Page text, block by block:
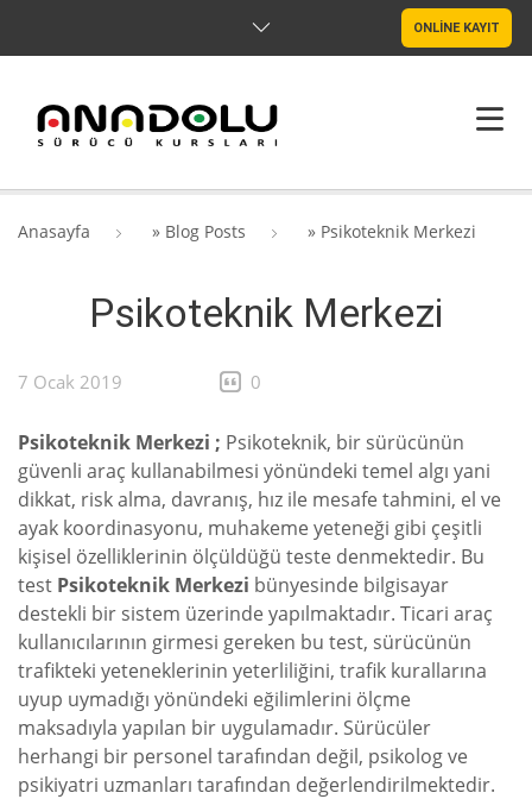
ONLİNE KAYIT
ŞUBELER
SRC & PSIKOTEKNIK
BLOG
İLETIŞIM
Anasayfa » Blog Posts » Psikoteknik Merkezi
Psikoteknik Merkezi
7 Ocak 2019 0
Psikoteknik Merkezi ; Psikoteknik, bir sürücünün
güvenli araç kullanabilmesi yönündeki temel algı yani
dikkat, risk alma, davranış, hız ile mesafe tahmini, el ve
ayak koordinasyonu, muhakeme yeteneği gibi çeşitli
kişisel özelliklerinin ölçüldüğü teste denmektedir. Bu
test Psikoteknik Merkezi bünyesinde bilgisayar
destekli bir sistem üzerinde yapılmaktadır. Ticari araç
kullanıcılarının girmesi gereken bu test, sürücünün
trafikteki yeteneklerinin yeterliliğini, trafik kurallarına
uyup uymadığı yönündeki eğilimlerini ölçme
maksadıyla yapılan bir uygulamadır. Sürücüler
herhangi bir personel tarafından değil, psikolog ve
psikiyatri uzmanları tarafından değerlendirilmektedir.